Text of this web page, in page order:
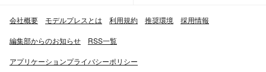
会社概要 モデルプレスとは 利用規約 推奨環境 採用情報
編集部からのお知らせ RSS一覧
アプリケーションプライバシーポリシー